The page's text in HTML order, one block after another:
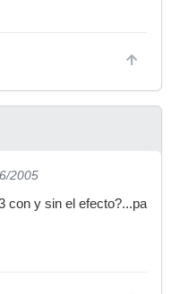
2005
con y sin el efecto?...pa